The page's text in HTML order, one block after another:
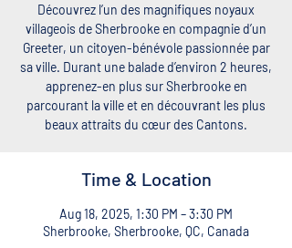
Découvrez l’un des magnifiques noyaux
villageois de Sherbrooke en compagnie d’un
Greeter, un citoyen-bénévole passionnée par
sa ville. Durant une balade d’environ 2 heures,
apprenez-en plus sur Sherbrooke en
parcourant la ville et en découvrant les plus
beaux attraits du cœur des Cantons.
Time & Location
Aug 18, 2025, 1:30 PM – 3:30 PM
Sherbrooke, Sherbrooke, QC, Canada